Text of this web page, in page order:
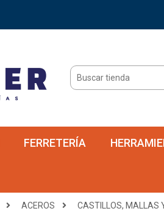
FERRETERÍA
ACEROS CASTILLOS, MALLAS